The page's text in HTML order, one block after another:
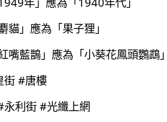
貓」應為「果子狸」
嘴藍鵲」應為「小葵花鳳頭鸚鵡」
街 #唐樓
利街 #光纖上網